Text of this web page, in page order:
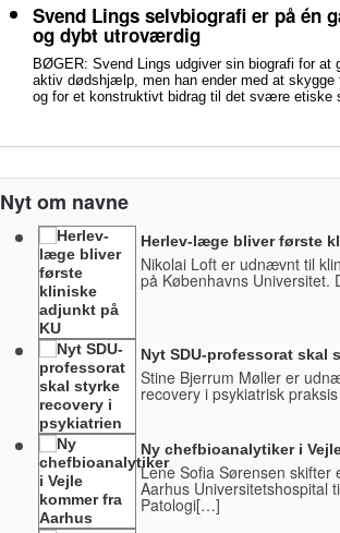
Svend Lings selvbiografi er på én
og dybt utroværdig
BØGER: Svend Lings udgiver sin biografi for at
aktiv dødshjælp, men han ender med at skygge
og for et konstruktivt bidrag til det svære etiske
Nyt om navne
Herlev-læge bliver første
Nikolai Loft er udnævnt til
på Københavns
Nyt SDU-professorat skal
Stine Bjerrum Møller er
recovery i psykiatrisk
Ny chefbioanalytiker i
Lene Sofia Sørensen skifter
Aarhus Universitetshospital
Patologi[…]